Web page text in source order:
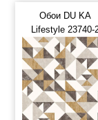
Обои DU KA
Lifestyle 23740-